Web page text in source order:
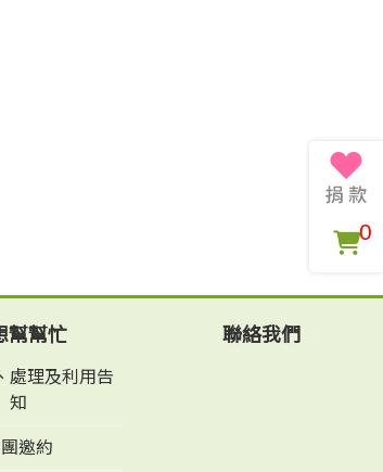
幫幫忙
處理及利用告
知
邀約
聯絡我們
0